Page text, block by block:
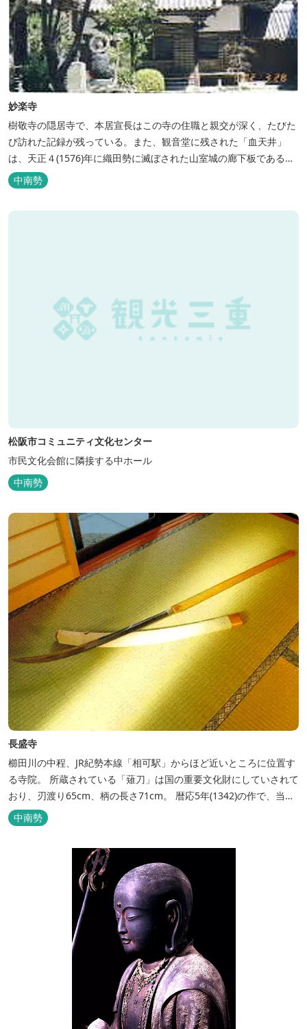
妙楽寺
樹敬寺の隠居寺で、本居宣長はこの寺の住職と親交が深く、たびた
び訪れた記録が残っている。また、観音堂に残された「血天井」
は、天正４(1576)年に織田勢に滅ぼされた山室城の廊下板であると
伝えられ、落城当時の惨状を物語っている。
中南勢
松阪市コミュニティ文化センター
市民文化会館に隣接する中ホール
中南勢
長盛寺
櫛田川の中程、JR紀勢本線「相可駅」からほど近いところに位置す
る寺院。 所蔵されている「薙刀」は国の重要文化財にしていされて
おり、刃渡り65cm、柄の長さ71cm。 暦応5年(1342)の作で、当時
の名工直次(佐兵衛尉(さひょうえのじょう))の銘が入っています。
寺伝によれば、この薙刀は天正4年(1576)北畠具教(とものり)が三瀬
の館で討たれた後、その一族はこの薙刀を持ち、栃原(大台...
中南勢